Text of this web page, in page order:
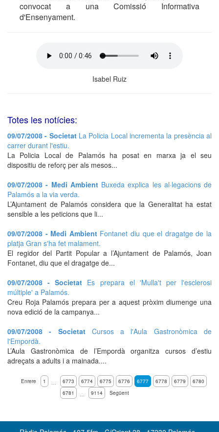
convocat a una Comissió Informativa
d'Ensenyament.
Isabel Ruiz
Totes les notícies:
09/07/2008 - Societat La Policia Local incrementa la presència al
carrer durant l'estiu.
La Policia Local de Palamós ha posat en marxa ja el seu
dispositiu de reforç per als mesos...
09/07/2008 - Medi Ambient Buxeda explica les al·legacions de
Palamós a la via verda.
L’Ajuntament de Palamós considera que la Generalitat ha estat
sensible a les peticions que li...
09/07/2008 - Medi Ambient Fontanet diu que el dragatge de la
platja Gran s'ha fet malament.
El regidor del Partit Popular a l’Ajuntament de Palamós, Joan
Fontanet, diu que el dragatge de...
09/07/2008 - Societat Es prepara el 'Mulla't per l'esclerosi
múltiple' a Palamós.
Creu Roja Palamós prepara per a aquest pròxim diumenge una
nova edició de la campanya...
09/07/2008 - Societat Cursos a l'Aula Gastronòmica de
l'Empordà.
L’Aula Gastronòmica de l’Empordà organitza cursos d’estiu
adreçats a adults i a mainada....
Enrere 1 … 6773 6774 6775 6776 6777 6778 6779
6780
6781
… 9114 Següent